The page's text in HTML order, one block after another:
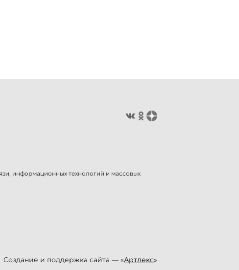
информационных технологий и массовых
Создание и поддержка сайта — «Артлекс»